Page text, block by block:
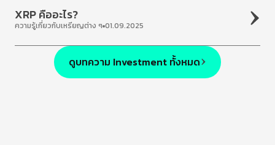
XRP คืออะไร?
ความรู้เกี่ยวกับเหรียญต่าง ๆ 01.09.2025
ดูบทความ Investment ทั้งหมด